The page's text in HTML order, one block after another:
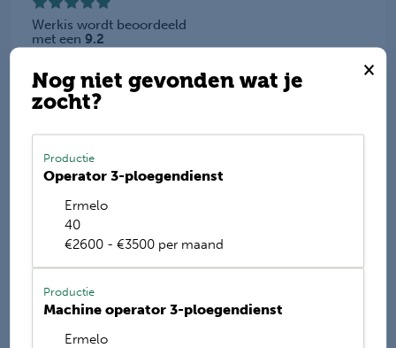
×
Nog niet gevonden wat je
zocht?
Productie
Operator 3-ploegendienst
Ermelo
40
€2600 - €3500 per maand
Productie
Machine operator 3-ploegendienst
Ermelo
Werkis wordt beoordeeld
met een 9.2
Deel deze vacature
E-mail mij de nieuwste vacatures
Name